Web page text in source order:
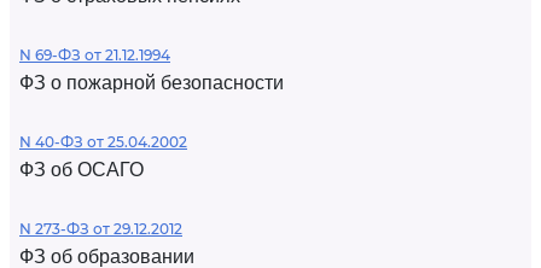
N 69-ФЗ от 21.12.1994
ФЗ о пожарной безопасности
N 40-ФЗ от 25.04.2002
ФЗ об ОСАГО
N 273-ФЗ от 29.12.2012
ФЗ об образовании